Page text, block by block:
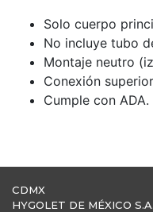
Solo cuerpo
No incluye tubo
Montaje neutro
Conexión
Cumple con ADA.
CDMX
HYGOLET DE MÉXICO